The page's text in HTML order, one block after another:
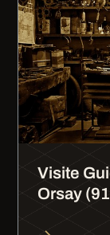
Visite
Orsay